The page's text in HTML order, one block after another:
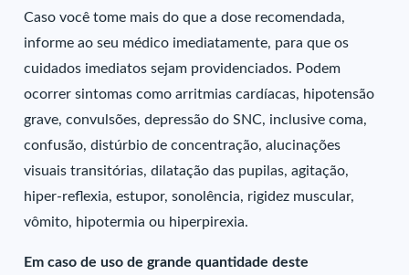
Caso você tome mais do que a dose recomendada,
informe ao seu médico imediatamente, para que os
cuidados imediatos sejam providenciados. Podem
ocorrer sintomas como arritmias cardíacas, hipotensão
grave, convulsões, depressão do SNC, inclusive coma,
confusão, distúrbio de concentração, alucinações
visuais transitórias, dilatação das pupilas, agitação,
hiper-reflexia, estupor, sonolência, rigidez muscular,
vômito, hipotermia ou hiperpirexia.
Em caso de uso de grande quantidade deste